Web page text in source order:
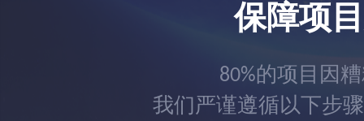
保障项
80%的项目因
我们严谨遵循以下步